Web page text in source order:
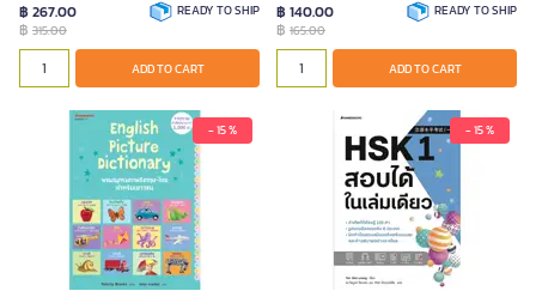
฿ 267.00
฿ 315.00
READY TO SHIP
ADD TO CART
฿ 140.00
฿ 165.00
READY TO SHIP
ADD TO CART
- 15 % - 15 %